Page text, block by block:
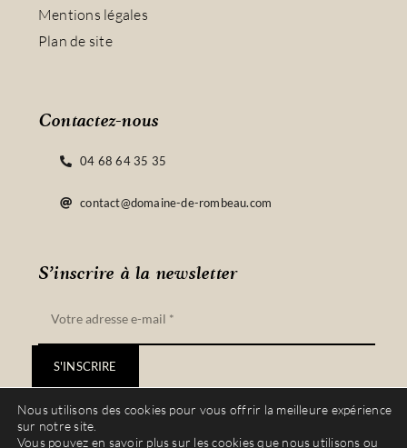
Mentions légales
Plan de site
S’inscrire à la newsletter
S'INSCRIRE
Contactez-nous
04 68 64 35 35
contact@domaine-de-rombeau.com
Nous utilisons des cookies pour vous offrir la meilleure expérience
sur notre site.
Vous pouvez en savoir plus sur les cookies que nous utilisons ou